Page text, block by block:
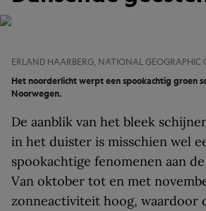
ERLAND HAARBERG, NATIONAL GEOGRAPHIC
Het noorderlicht werpt een spookachtig groen
Noorwegen.
De aanblik van het bleek
in het duister is misschien wel
spookachtige fenomenen aan
Van oktober tot en met
zonneactiviteit hoog, waardoor